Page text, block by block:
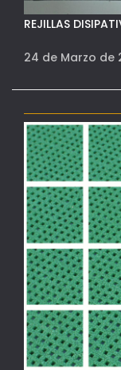
REJILLAS
24 de Marzo de